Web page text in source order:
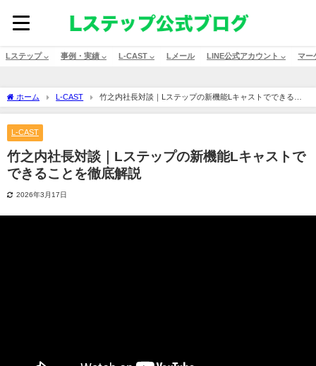
Lステップ ⌵ 事例・実績 ⌵ L-CAST ⌵ Lメール LINE公式アカウント ⌵ マー
ホーム L-CAST
竹之内社長対談｜Lステップの新機能Lキャストでできるこ
とを徹底解説
L-CAST
竹之内社長対談｜Lステップの新機能Lキャストで
できることを徹底解説
2026年3月17日